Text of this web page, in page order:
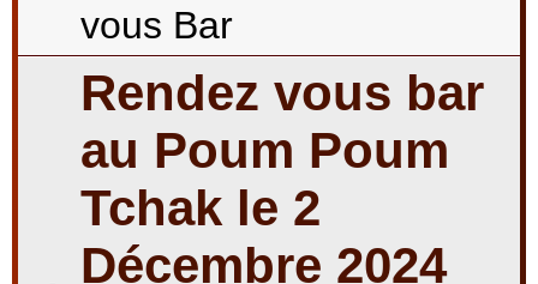
vous Bar
Rendez vous bar
au Poum Poum
Tchak le 2
Décembre 2024